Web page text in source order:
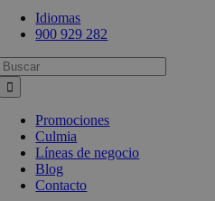
Idiomas
900 929 282
Promociones
Culmia
Líneas de negocio
Blog
Contacto